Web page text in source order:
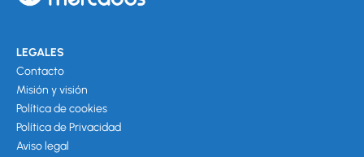
LEGALES
Contacto
Misión y visión
Política de cookies
Política de Privacidad
Aviso legal